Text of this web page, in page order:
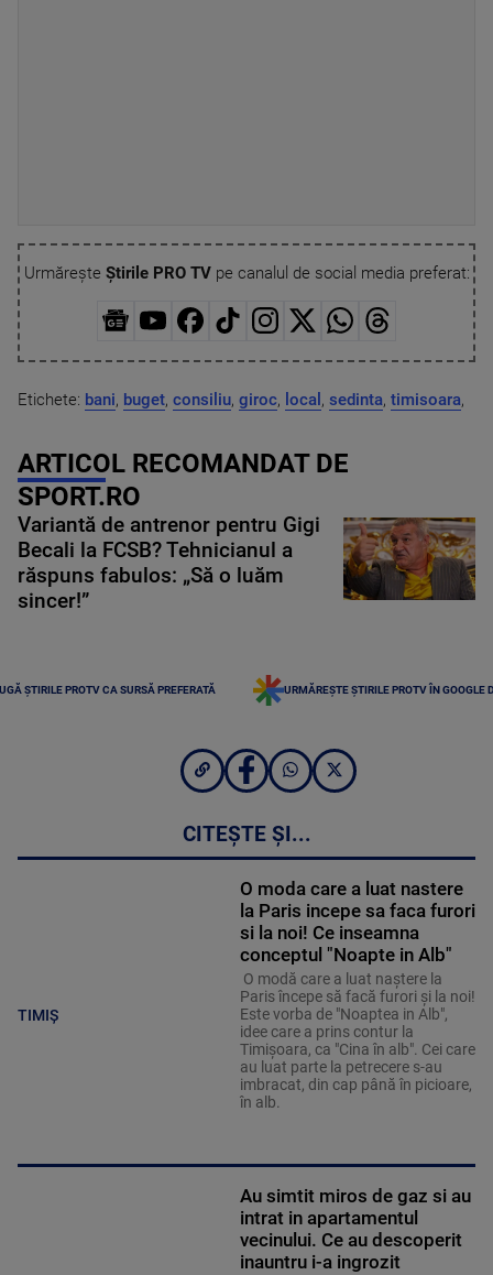
Urmărește Știrile PRO TVpe canalul de social media preferat:
Etichete: bani, buget, consiliu, giroc, local , sedinta, timisoara,
ARTICOL RECOMANDAT DE
SPORT.RO
Variantă de antrenor pentru Gigi
Becali la FCSB? Tehnicianul a
răspuns fabulos: „Să o luăm
sincer!”
ȘTIRILE PROTV CA SURSĂ PREFERATĂ URMĂREȘTE ȘTIRILE PROTV ÎN GOOGLE
CITEȘTE ȘI...
TIMIȘ
O moda care a luat nastere
la Paris incepe sa faca furori
si la noi! Ce inseamna
conceptul "Noapte in Alb"
O modă care a luat naştere la
Paris începe să facă furori şi la noi!
Este vorba de "Noaptea in Alb",
idee care a prins contur la
Timişoara, ca "Cina în alb". Cei care
au luat parte la petrecere s-au
imbracat, din cap până în picioare,
în alb.
Au simtit miros de gaz si au
intrat in apartamentul
vecinului. Ce au descoperit
inauntru i-a ingrozit